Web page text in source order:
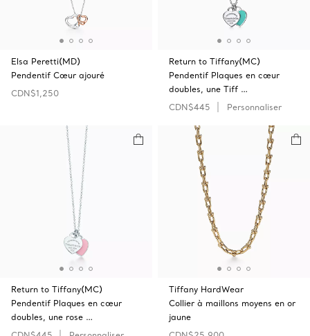
Elsa Peretti(MD)
Pendentif Cœur ajouré
CDN$1,250
Return to Tiffany(MC)
Pendentif Plaques en cœur
doubles, une Tiff …
CDN$445
Personnaliser
Return to Tiffany(MC)
Pendentif Plaques en cœur
doubles, une rose …
Tiffany HardWear
Collier à maillons moyens en or
jaune